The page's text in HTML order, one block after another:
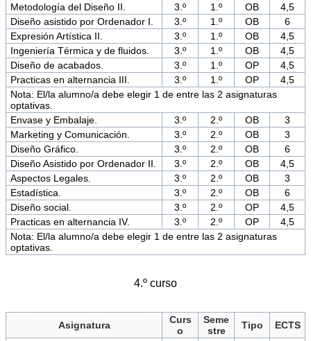
Metodología del Diseño II.
3.º 1.º OB
4,5
Diseño asistido por Ordenador I.
3.º 1.º OB
6
Expresión Artística II.
3.º 1.º OB
4,5
Ingeniería Térmica y de fluidos.
3.º 1.º OB
4,5
Diseño de acabados.
3.º 1.º OP
4,5
Practicas en alternancia III.
3.º 1.º OP
4,5
Nota: El/la alumno/a debe elegir 1 de entre las 2 asignaturas
optativas.
Envase y Embalaje.
3.º 2.º OB
3
Marketing y Comunicación.
3.º 2.º OB
3
Diseño Gráfico.
3.º 2.º OB
6
Diseño Asistido por Ordenador II.
3.º 2.º OB
4,5
Aspectos Legales.
3.º 2.º OB
3
Estadística.
3.º 2.º OB
6
Diseño social.
3.º 2.º OP
4,5
Practicas en alternancia IV.
3.º 2.º OP
4,5
Nota: El/la alumno/a debe elegir 1 de entre las 2 asignaturas
optativas.
4.º curso
Asignatura
Curs
o
Seme
stre
Tipo
ECTS